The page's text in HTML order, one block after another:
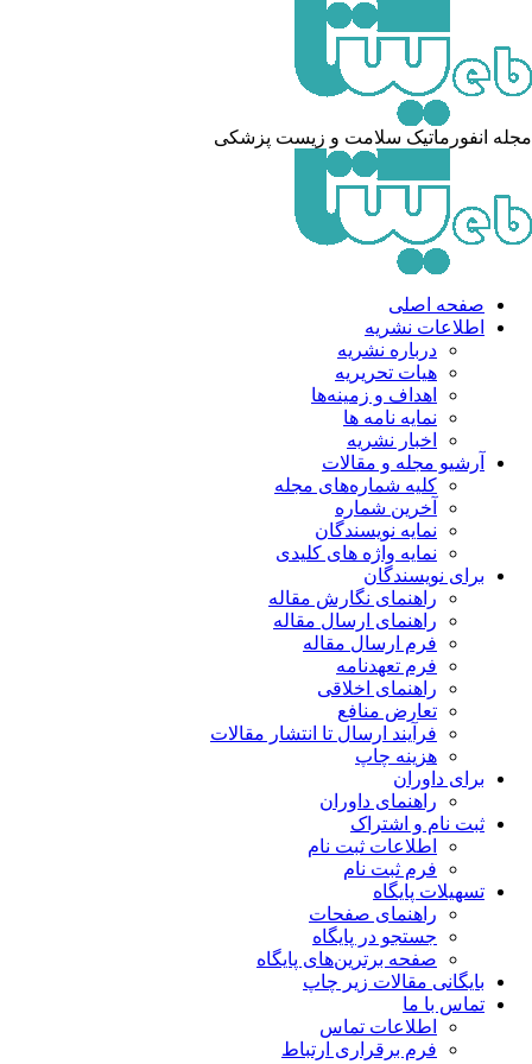
انفورماتیک سلامت و زیست پزشکی
صفحه اصلی
اطلاعات نشریه
درباره نشریه
هیات تحریریه
اهداف و زمینه‌ها
نمایه نامه ها
اخبار نشریه
آرشیو مجله و مقالات
کلیه شماره‌های مجله
آخرین شماره
نمایه نویسندگان
نمایه واژه های کلیدی
برای نویسندگان
راهنمای نگارش مقاله
راهنمای ارسال مقاله
فرم ارسال مقاله
فرم تعهدنامه
راهنمای اخلاقی
تعارض منافع
فرآیند ارسال تا انتشار مقالات
هزینه چاپ
برای داوران
راهنمای داوران
ثبت نام و اشتراک
اطلاعات ثبت نام
فرم ثبت نام
تسهیلات پایگاه
راهنمای صفحات
جستجو در پایگاه
صفحه برترین‌های پایگاه
بایگانی مقالات زیر چاپ
تماس با ما
اطلاعات تماس
فرم برقراری ارتباط